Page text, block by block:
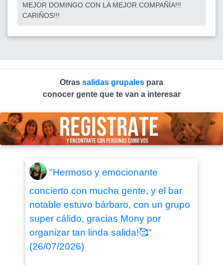
MEJOR DOMINGO CON LA MEJOR COMPAÑÍA!!!
CARIÑOS!!!
Otras salidas grupales para
conocer gente que te van a interesar
"Hermoso y emocionante
concierto con mucha gente, y el bar
notable estuvo bárbaro, con un grupo
super cálido, gracias Mony por
organizar tan linda salida!🥰"
(26/07/2026)